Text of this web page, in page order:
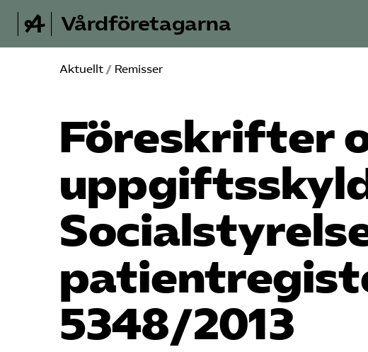
Vårdföretagarna
Aktuellt / Remisser
Föreskrifter
5348/2013